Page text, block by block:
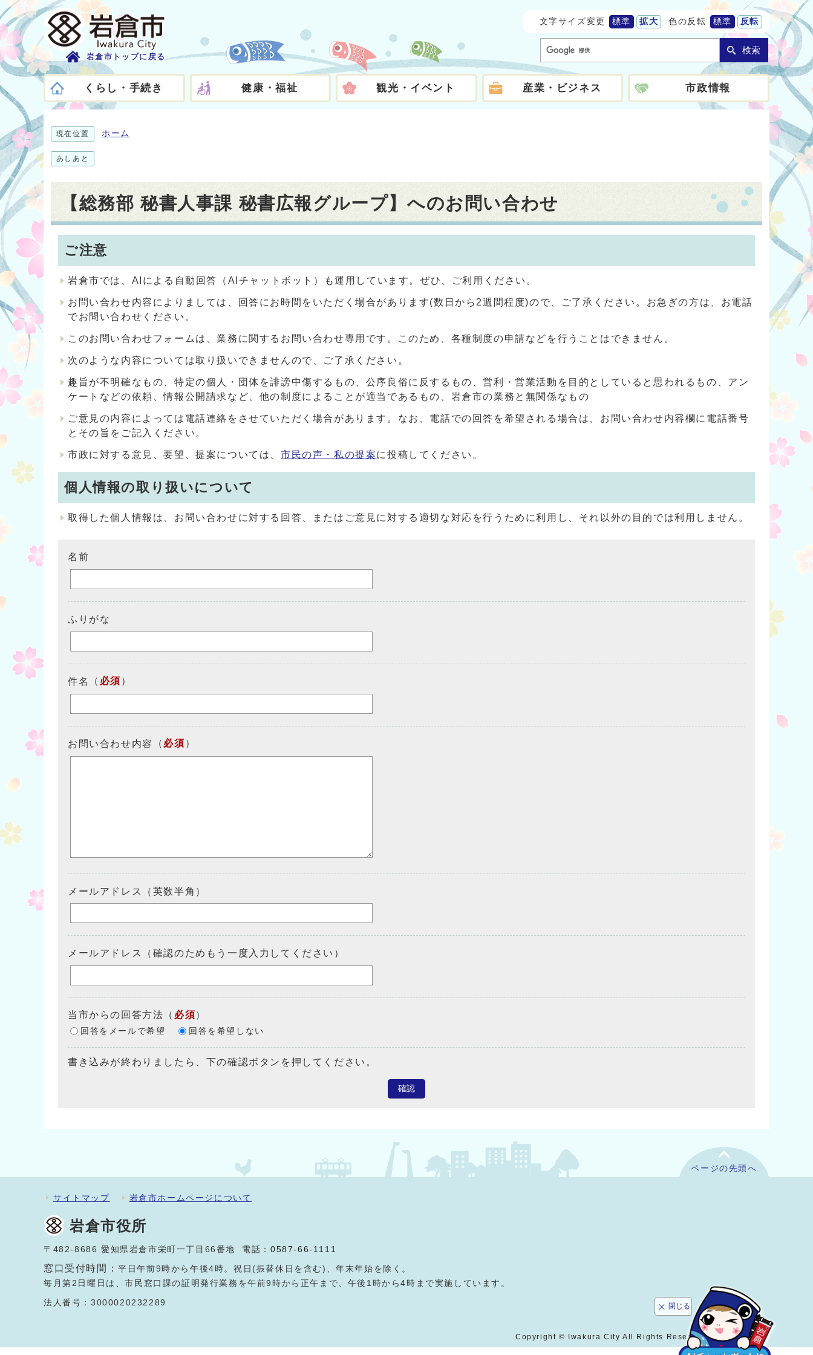
岩倉市トップに戻る
文字サイズ変更 標準 拡大 色の反転 標準 反転
検索
くらし・手続き 健康・福祉 観光・イベント 産業・ビジネス 市政情報
現在位置 ホーム
あしあと
【総務部 秘書人事課 秘書広報グループ】へのお問い合わせ
ご注意
岩倉市では、AIによる自動回答（AIチャットボット）も運用しています。ぜひ、ご利用ください。
お問い合わせ内容によりましては、回答にお時間をいただく場合があります(数日から2週間程度)ので、ご了承ください。お急ぎの方は、お電話
でお問い合わせください。
このお問い合わせフォームは、業務に関するお問い合わせ専用です。このため、各種制度の申請などを行うことはできません。
次のような内容については取り扱いできませんので、ご了承ください。
趣旨が不明確なもの、特定の個人・団体を誹謗中傷するもの、公序良俗に反するもの、営利・営業活動を目的としていると思われるもの、アン
ケートなどの依頼、情報公開請求など、他の制度によることが適当であるもの、岩倉市の業務と無関係なもの
ご意見の内容によっては電話連絡をさせていただく場合があります。なお、電話での回答を希望される場合は、お問い合わせ内容欄に電話番号
とその旨をご記入ください。
市政に対する意見、要望、提案については、 市民の声・私の提案に投稿してください。
個人情報の取り扱いについて
取得した個人情報は、お問い合わせに対する回答、またはご意見に対する適切な対応を行うために利用し、それ以外の目的では利用しません。
名前
ふりがな
件名 （ 必須 ）
お問い合わせ内容 （ 必須 ）
メールアドレス（英数半角）
メールアドレス（確認のためもう一度入力してください）
当市からの回答方法 （ 必須）
回答をメールで希望 回答を希望しない
書き込みが終わりましたら、下の確認ボタンを押してください。
確認
閉じる
ページの先頭へ
サイトマップ 岩倉市ホームページについて
岩倉市役所
〒482-8686 愛知県岩倉市栄町一丁目66番地 電話：0587-66-1111
窓口受付時間：平日午前9時から午後4時。祝日(振替休日を含む)、年末年始を除く。
毎月第2日曜日は、市民窓口課の証明発行業務を午前9時から正午まで、午後1時から4時まで実施しています。
法人番号：3000020232289
Copyright © Iwakura City All Rights Reserved.